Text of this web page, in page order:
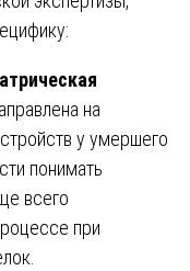
на
у умершего
понимать
всего
при